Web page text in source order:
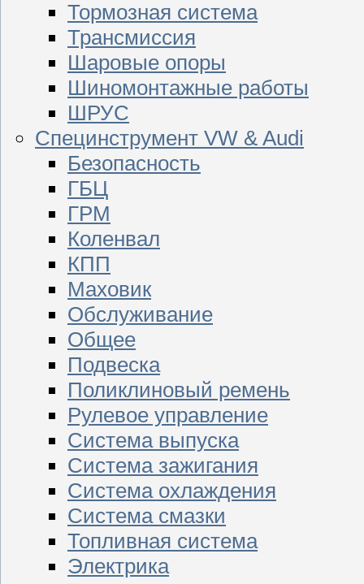
Тормозная система
Трансмиссия
Шаровые опоры
Шиномонтажные работы
ШРУС
Специнструмент VW & Audi
Безопасность
ГБЦ
ГРМ
Коленвал
КПП
Маховик
Обслуживание
Общее
Подвеска
Поликлиновый ремень
Рулевое управление
Система выпуска
Система зажигания
Система охлаждения
Система смазки
Топливная система
Электрика